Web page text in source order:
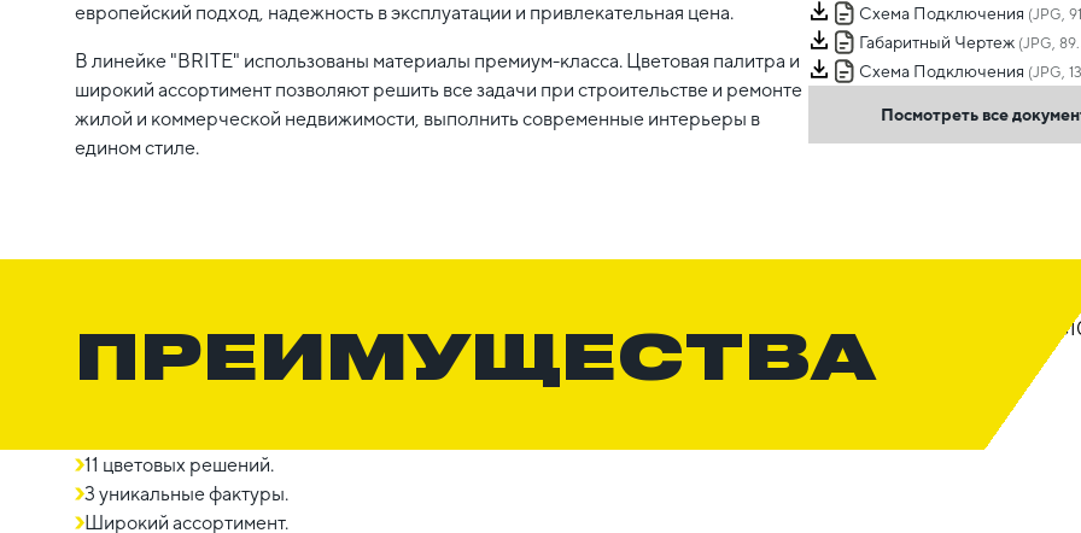
европейский подход, надежность в эксплуатации и привлекательная цена.
В линейке "BRITE" использованы материалы премиум-класса. Цветовая палитра и
широкий ассортимент позволяют решить все задачи при строительстве и ремонте
жилой и коммерческой недвижимости, выполнить современные интерьеры в
едином стиле.
Схема Подключения (JPG,
Габаритный Чертеж (JPG,
Схема Подключения (JPG,
Посмотреть все
ПРЕИМУЩЕСТВА
11 цветовых решений.
3 уникальные фактуры.
Широкий ассортимент.